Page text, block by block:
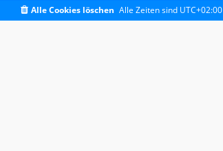
Alle Zeiten sind UTC+02:00
Alle Cookies löschen